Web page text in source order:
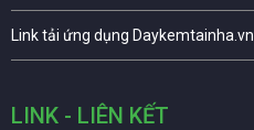
Link tải ứng dụng Daykemtainha.vn
LINK - LIÊN KẾT